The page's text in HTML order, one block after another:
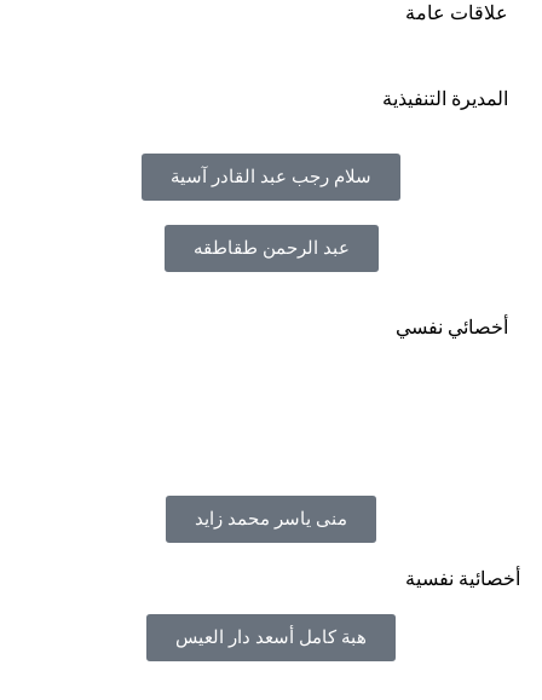
علاقات عامة
المديرة التنفيذية
سلام رجب عبد القادر آسية
عبد الرحمن طقاطقه
أخصائي نفسي
منى ياسر محمد زايد
أخصائية نفسية
هبة كامل أسعد دار العيس